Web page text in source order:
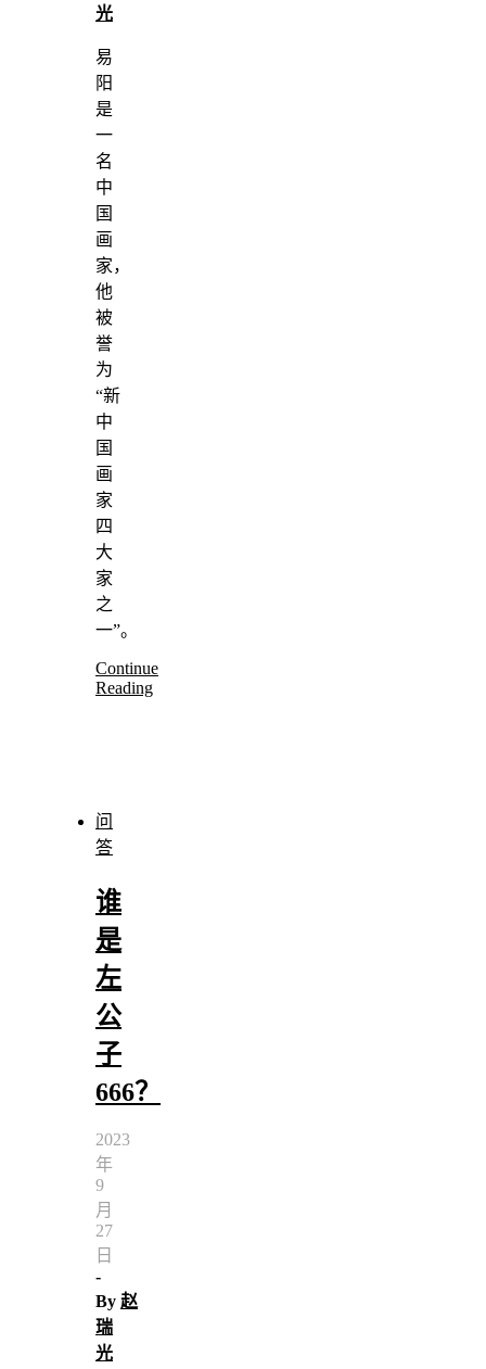
光
易
阳
是
一
名
中
国
画
家，
他
被
誉
为
“新
中
国
画
家
四
大
家
之
一”。
Continue
Reading
问
答
谁
是
左
公
子
666？
2023
年
9
月
27
日
-
By 赵
瑞
光